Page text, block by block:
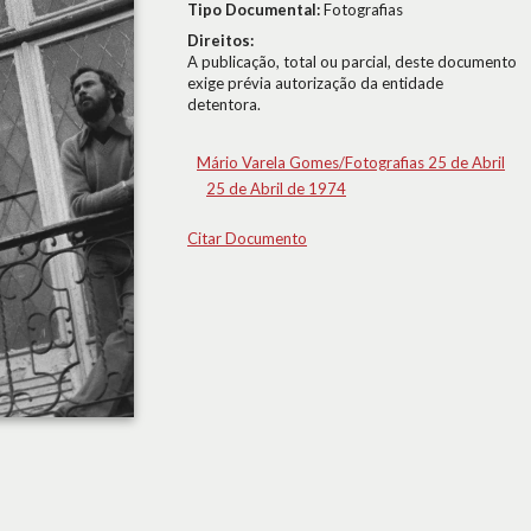
Tipo Documental:Fotografias
Direitos:
A publicação, total ou parcial, deste documento
exige prévia autorização da entidade
detentora.
Mário Varela Gomes/Fotografias 25 de Abril
25 de Abril de 1974
Citar Documento